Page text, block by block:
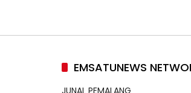
EMSATUNEWS
JUNAL PEMALANG